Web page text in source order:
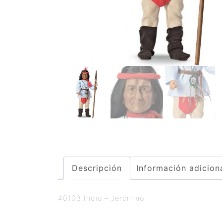
Descripción Información
40103 Indio – Jerónimo